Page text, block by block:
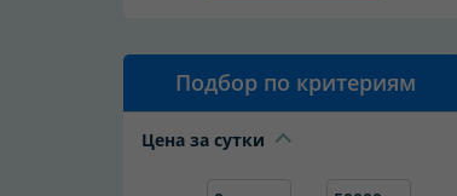
Подбор по критериям
Цена за сутки